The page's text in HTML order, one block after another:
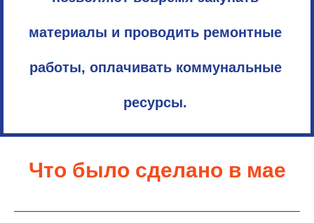
материалы и проводить ремонтные
работы, оплачивать коммунальные
ресурсы.
Что было сделано в мае